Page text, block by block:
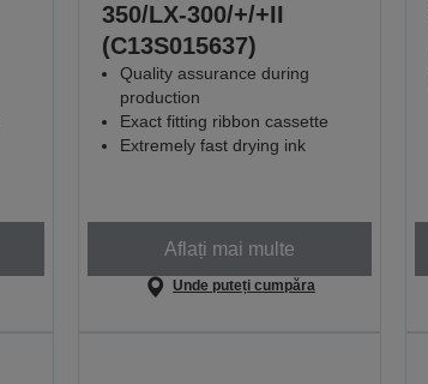
350/LX-300/+/+II
(C13S015637)
Quality assurance during
production
Exact fitting ribbon cassette
Extremely fast drying ink
Aflați mai multe
Unde puteți cumpăra